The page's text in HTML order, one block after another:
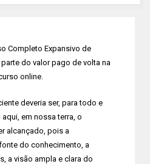
Completo Expansivo de
do valor pago de volta na
online.
deveria ser, para todo e
em nossa terra, o
alcançado, pois a
do conhecimento, a
a visão ampla e clara do